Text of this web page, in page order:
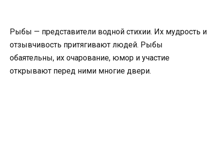
Рыбы — представители водной стихии. Их мудрость и
отзывчивость притягивают людей. Рыбы
обаятельны, их очарование, юмор и участие
открывают перед ними многие двери.